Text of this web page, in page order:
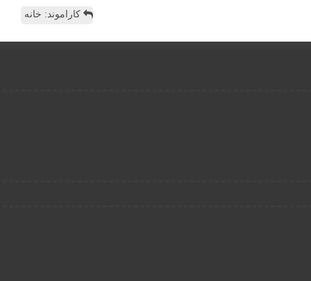
کاراموند: خانه